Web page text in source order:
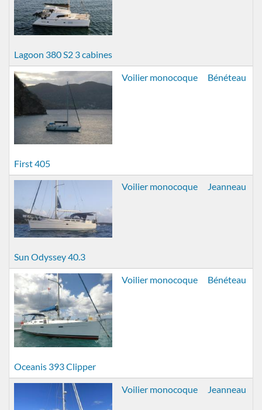
Lagoon 380 S2 3 cabines
First 405
Voilier monocoque Bénéteau
Sun Odyssey 40.3
Voilier monocoque Jeanneau
Oceanis 393 Clipper
Voilier monocoque Bénéteau
Voilier monocoque Jeanneau